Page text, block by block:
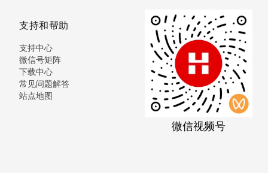
支持和帮助
支持中心
微信号矩阵
下载中心
常见问题解答
站点地图
微信视频号